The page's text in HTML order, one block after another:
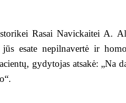
Rasai Navickaitei A.
esate nepilnavertė ir
gydytojas atsakė: „Na